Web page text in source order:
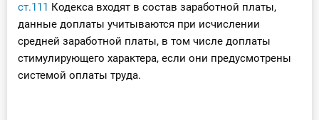
ст.111 Кодекса входят в состав заработной платы,
данные доплаты учитываются при исчислении
средней заработной платы, в том числе доплаты
стимулирующего характера, если они предусмотрены
системой оплаты труда.